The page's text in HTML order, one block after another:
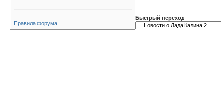
Правила форума
Быстрый переход